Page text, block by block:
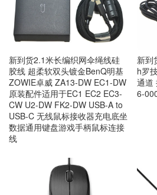
新到货2.1米长编织网伞绳线硅
胶线 超柔软双头镀金BenQ明基
ZOWIE卓威 ZA13-DW EC1-DW
原装配件适用于EC1 EC2 EC3-
CW U2-DW FK2-DW USB-A to
USB-C 无线鼠标接收器充电底坐
数据通用键盘游戏手柄鼠标连接
线
新到
h罗
通道
6-